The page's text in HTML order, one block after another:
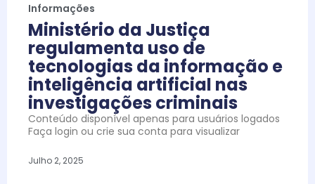
Informações
Ministério da Justiça
regulamenta uso de
tecnologias da informação e
inteligência artificial nas
investigações criminais
Conteúdo disponível apenas para usuários logados
Faça login ou crie sua conta para visualizar
Julho 2, 2025